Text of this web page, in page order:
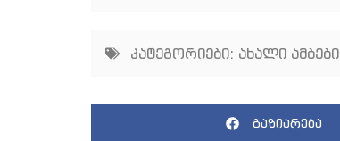
კატეგორიები: ახალი ამბები
გაზიარება